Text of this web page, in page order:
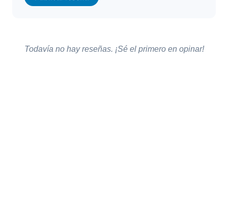
Todavía no hay reseñas. ¡Sé el primero en opinar!